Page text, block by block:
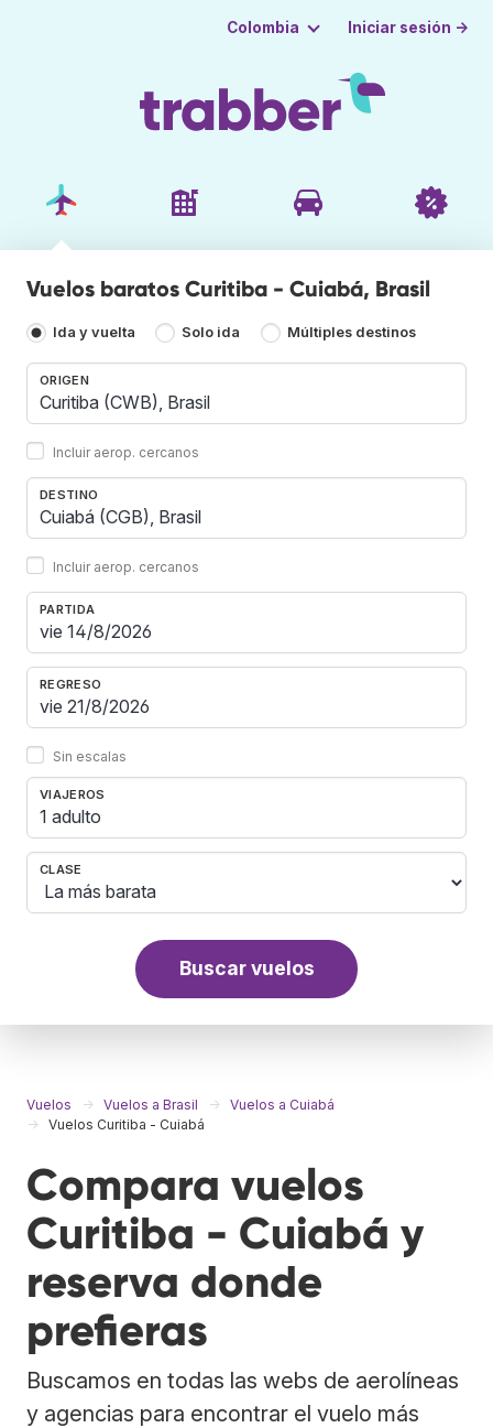
Colombia Iniciar sesión →
Vuelos baratos Curitiba - Cuiabá, Brasil
Ida y vuelta Solo ida Múltiples destinos
ORIGEN
Incluir aerop. cercanos
DESTINO
Incluir aerop. cercanos
PARTIDA
REGRESO
Sin escalas
VIAJEROS
1 adulto
CLASE
Buscar vuelos
Vuelos Vuelos a Brasil
Vuelos a Cuiabá
Vuelos Curitiba - Cuiabá
Compara vuelos
Curitiba - Cuiabá y
reserva donde
prefieras
Buscamos en todas las webs de aerolíneas
y agencias para encontrar el vuelo más